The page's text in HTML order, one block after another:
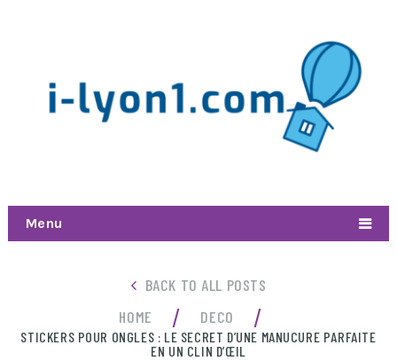
Menu
BACK TO ALL POSTS
HOME
/ DECO /
STICKERS POUR ONGLES : LE SECRET D’UNE MANUCURE PARFAITE
EN UN CLIN D’ŒIL